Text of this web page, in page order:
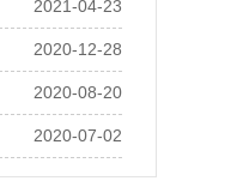
2021-04-23
2020-12-28
2020-08-20
2020-07-02